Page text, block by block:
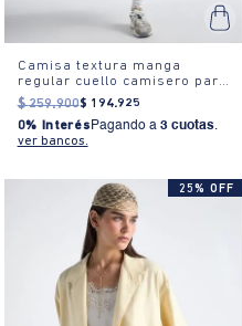
Camisa textura manga
regular cuello camisero para
mujer
$ 259.900$ 194.925
0% Interés Pagando a 3 cuotas.
ver bancos.
25% OFF